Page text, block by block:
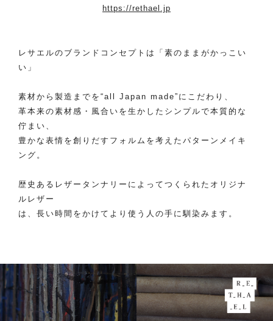
https://rethael.jp
レサエルのブランドコンセプトは「素のままがかっこい
い」
素材から製造までを“all Japan made”にこだわり、
革本来の素材感・風合いを生かしたシンプルで本質的な
佇まい、
豊かな表情を創りだすフォルムを考えたパターンメイキ
ング。
歴史あるレザータンナリーによってつくられたオリジナ
ルレザー
は、長い時間をかけてより使う人の手に馴染みます。